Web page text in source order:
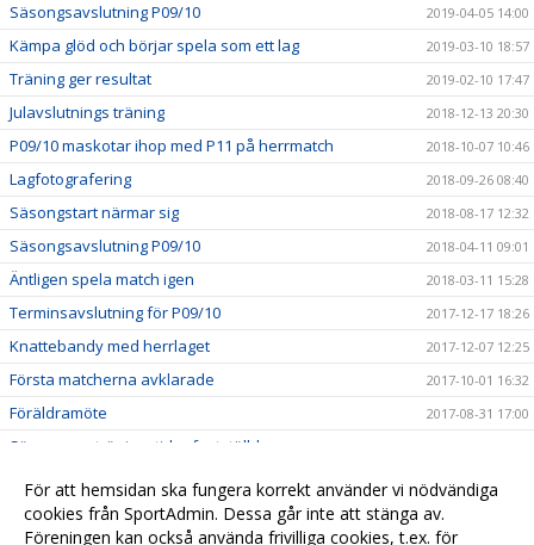
Säsongsavslutning P09/10 2019-04-05 14:00
Kämpa glöd och börjar spela som ett lag 2019-03-10 18:57
Träning ger resultat 2019-02-10 17:47
Julavslutnings träning 2018-12-13 20:30
P09/10 maskotar ihop med P11 på herrmatch 2018-10-07 10:46
Lagfotografering 2018-09-26 08:40
Säsongstart närmar sig 2018-08-17 12:32
Säsongsavslutning P09/10 2018-04-11 09:01
Äntligen spela match igen 2018-03-11 15:28
Terminsavslutning för P09/10 2017-12-17 18:26
Knattebandy med herrlaget 2017-12-07 12:25
Första matcherna avklarade 2017-10-01 16:32
Föräldramöte 2017-08-31 17:00
Säsongens träningstider fastställda
P10 maskot på herrlagsmatch 2017-02-12 10:41
P10 testar äntligen målvaktsutrustningen 2016-12-04 21:11
För att hemsidan ska fungera korrekt använder vi nödvändiga
cookies från SportAdmin. Dessa går inte att stänga av.
Föreningen kan också använda frivilliga cookies, t.ex. för